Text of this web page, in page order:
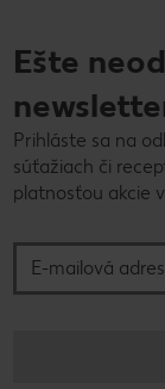
Ešte
Prihláste sa na
súťažiach či
platnosťou akcie